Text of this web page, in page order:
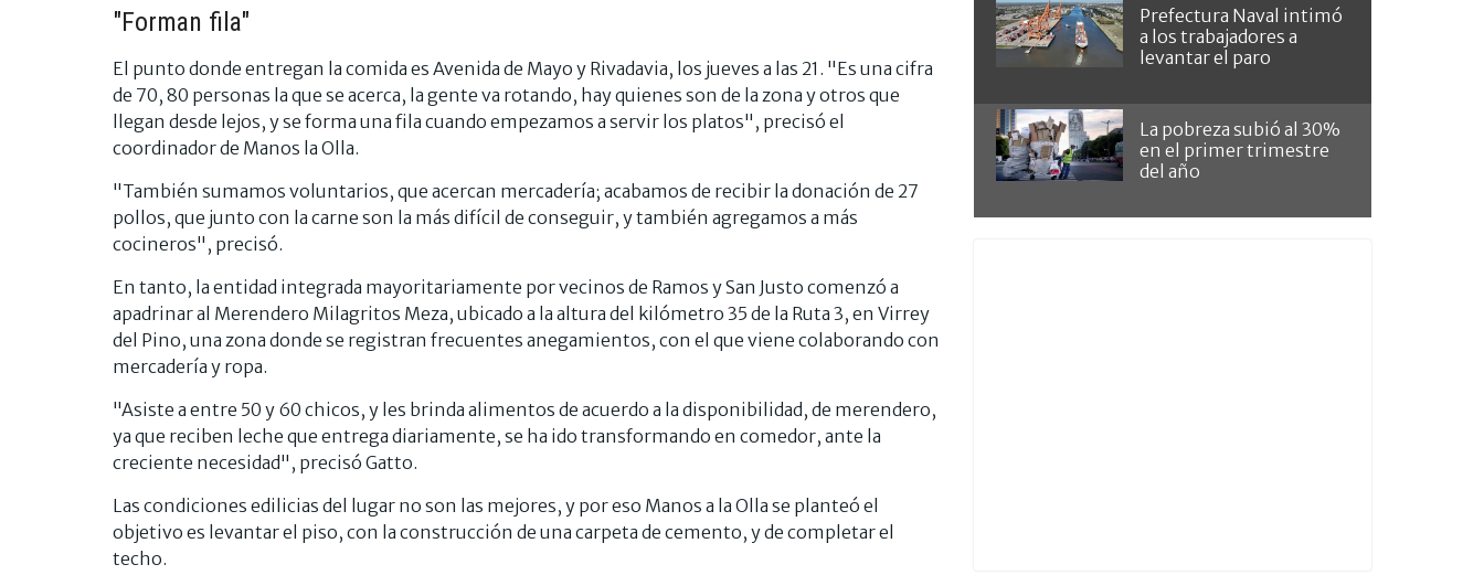
"Forman fila"
El punto donde entregan la comida es Avenida de Mayo y Rivadavia, los jueves a las 21. "Es una cifra
de 70, 80 personas la que se acerca, la gente va rotando, hay quienes son de la zona y otros que
llegan desde lejos, y se forma una fila cuando empezamos a servir los platos", precisó el
coordinador de Manos la Olla.
"También sumamos voluntarios, que acercan mercadería; acabamos de recibir la donación de 27
pollos, que junto con la carne son la más difícil de conseguir, y también agregamos a más
cocineros", precisó.
En tanto, la entidad integrada mayoritariamente por vecinos de Ramos y San Justo comenzó a
apadrinar al Merendero Milagritos Meza, ubicado a la altura del kilómetro 35 de la Ruta 3, en Virrey
del Pino, una zona donde se registran frecuentes anegamientos, con el que viene colaborando con
mercadería y ropa.
"Asiste a entre 50 y 60 chicos, y les brinda alimentos de acuerdo a la disponibilidad, de merendero,
ya que reciben leche que entrega diariamente, se ha ido transformando en comedor, ante la
creciente necesidad", precisó Gatto.
Las condiciones edilicias del lugar no son las mejores, y por eso Manos a la Olla se planteó el
objetivo es levantar el piso, con la construcción de una carpeta de cemento, y de completar el
techo.
Prefectura Naval intimó
a los trabajadores a
levantar el paro
La pobreza subió al 30%
en el primer trimestre
del año